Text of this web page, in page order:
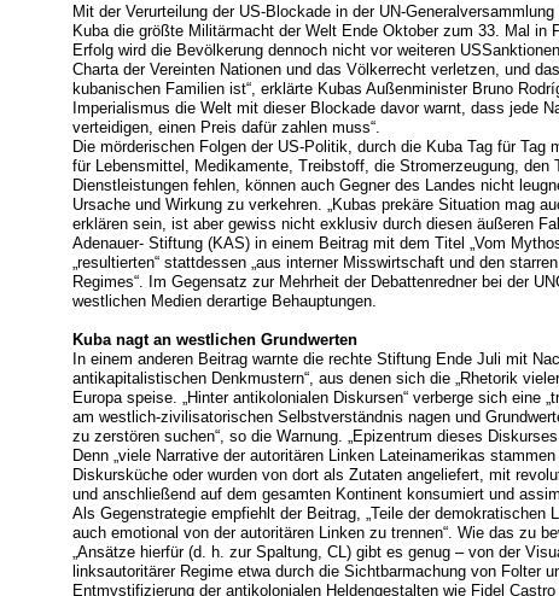
Mit der Verurteilung der US-Blockade in der UN-
Kuba die größte Militärmacht der Welt Ende Oktober zum 33. Mal in
Erfolg wird die Bevölkerung dennoch nicht vor weiteren
Charta der Vereinten Nationen und das Völkerrecht verletzen, und
kubanischen Familien ist“, erklärte Kubas Außenminister Bruno
Imperialismus die Welt mit dieser Blockade davor warnt, dass jede
verteidigen, einen Preis dafür zahlen muss“.
Die mörderischen Folgen der US-Politik, durch die Kuba Tag für Tag
für Lebensmittel, Medikamente, Treibstoff, die Stromerzeugung, den
Dienstleistungen fehlen, können auch Gegner des Landes nicht
Ursache und Wirkung zu verkehren. „Kubas prekäre Situation mag
erklären sein, ist aber gewiss nicht exklusiv durch diesen äußeren
Adenauer- Stiftung (KAS) in einem Beitrag mit dem Titel „Vom
„resultierten“ stattdessen „aus interner Misswirtschaft und den
Regimes“. Im Gegensatz zur Mehrheit der Debattenredner bei der
westlichen Medien derartige Behauptungen.
Kuba nagt an westlichen Grundwerten
In einem anderen Beitrag warnte die rechte Stiftung Ende Juli mit
antikapitalistischen Denkmustern“, aus denen sich die „Rhetorik
Europa speise. „Hinter antikolonialen Diskursen“ verberge sich eine
am westlich-zivilisatorischen Selbstverständnis nagen und
zu zerstören suchen“, so die Warnung. „Epizentrum dieses
Denn „viele Narrative der autoritären Linken Lateinamerikas
Diskursküche oder wurden von dort als Zutaten angeliefert, mit
und anschließend auf dem gesamten Kontinent konsumiert und
Als Gegenstrategie empfiehlt der Beitrag, „Teile der demokratischen
auch emotional von der autoritären Linken zu trennen“. Wie das zu
„Ansätze hierfür (d. h. zur Spaltung, CL) gibt es genug – von der
linksautoritärer Regime etwa durch die Sichtbarmachung von Folter
Entmystifizierung der antikolonialen Heldengestalten wie Fidel